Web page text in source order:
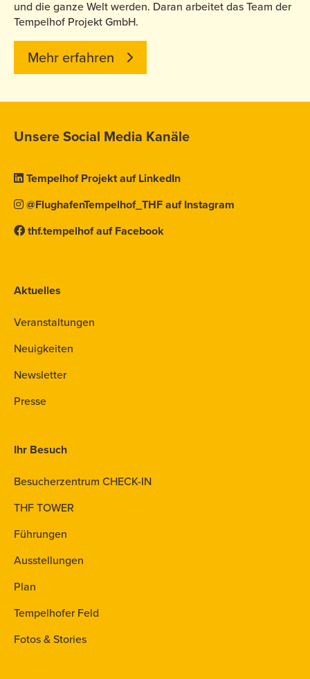
und die ganze Welt werden. Daran arbeitet das Team der
Tempelhof Projekt GmbH.
Mehr erfahren
Unsere Social Media Kanäle
Tempelhof Projekt auf LinkedIn
@FlughafenTempelhof_THF auf Instagram
thf.tempelhof auf Facebook
Aktuelles
Veranstaltungen
Neuigkeiten
Newsletter
Presse
Ihr Besuch
Besucherzentrum CHECK-IN
THF TOWER
Führungen
Ausstellungen
Plan
Tempelhofer Feld
Fotos & Stories